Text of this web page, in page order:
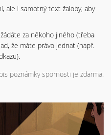
ale i samotný text žaloby, aby
za někoho jiného (třeba
že máte právo jednat (např.
poznámky spornosti je zdarma.